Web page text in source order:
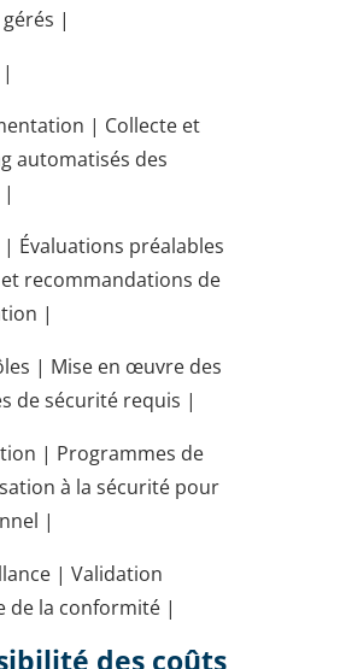
|
| Collecte et
automatisés des
|
Évaluations préalables
et recommandations de
|
| Mise en œuvre des
de sécurité requis |
| Programmes de
à la sécurité pour
|
| Validation
de la conformité |
des coûts